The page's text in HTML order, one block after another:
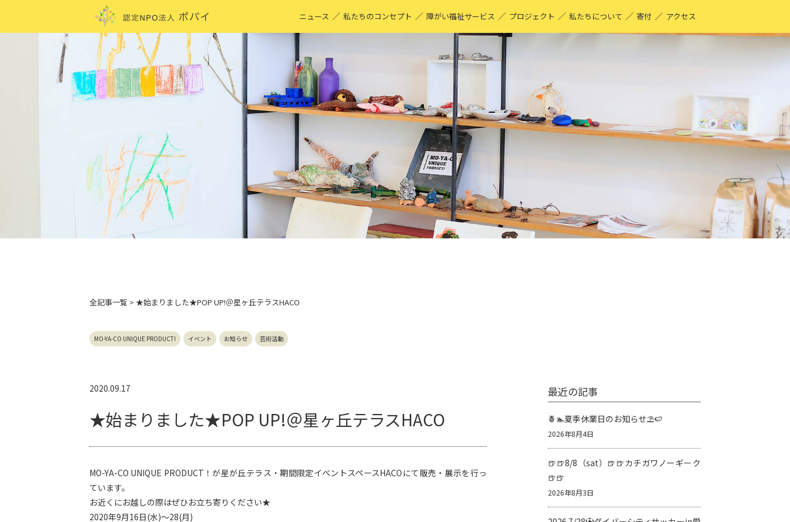
ニュース ／ 私たちのコンセプト ／ 障がい福祉サービス ／ プロジェクト
MO-YA-CO UNIQUE PRODUCT！
アーティストページ
MO-YA-CO キフ
／ 私たちについて ／ 寄付 ／ アクセス
全記事一覧 > ★始まりました★POP UP!＠星ヶ丘テラスHACO
MO-YA-CO UNIQUE PRODUCT! イベント お知らせ 芸術活動
2020.09.17
★始まりました★POP UP!＠星ヶ丘テラスHACO
MO-YA-CO UNIQUE PRODUCT！が星が丘テラス・期間限定イベントスペースHACOにて販売・展示を行っ
ています。
お近くにお越しの際はぜひお立ち寄りください★
2020年9月16日(水)～28(月)
最近の記事
🍍🏊夏季休業日のお知らせ⛱️🍉
2026年8月4日
🍺🍺8/8（sat）🍺🍺カチガワノーギーク
🍺🍺
2026年8月3日